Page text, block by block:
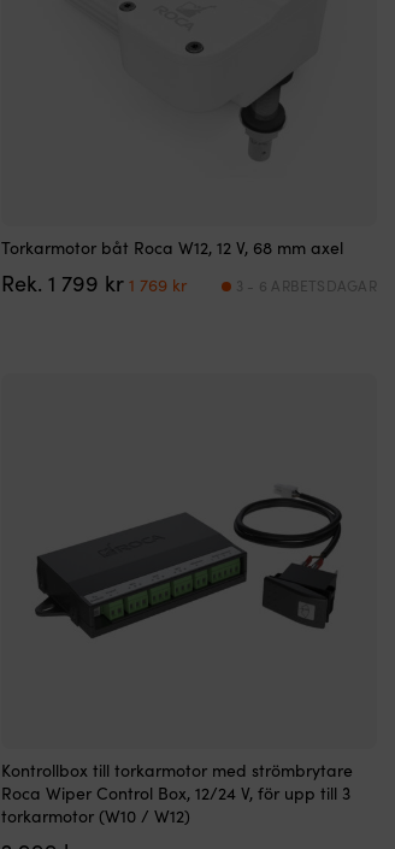
Torkarmotor båt Roca W12, 12 V, 68 mm axel
Rek. 1 799 krDet
1 769 krDet
3 - 6 ARBETSDAGAR
Kontrollbox till torkarmotor med strömbrytare
Roca Wiper Control Box, 12/24 V, för upp till 3
torkarmotor (W10 / W12)